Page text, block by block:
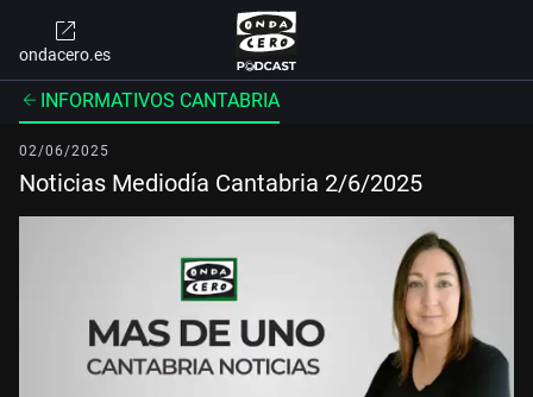
ondacero.es
INFORMATIVOS CANTABRIA
02/06/2025
Noticias Mediodía Cantabria 2/6/2025